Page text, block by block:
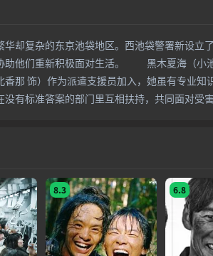
华却复杂的东京池袋地区。西池袋警署新设
助他们重新积极面对生活。 黑木夏海（小
香那 饰）作为派遣支援员加入，她虽有专业
有标准答案的部门里互相扶持，共同面对受害
8.3 6.8